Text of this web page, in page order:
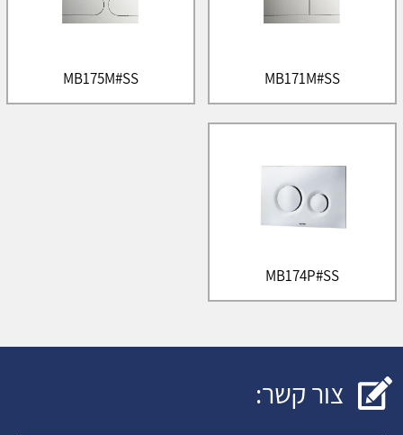
MB171M#SS
MB175M#SS
MB174P#SS
צור קשר: